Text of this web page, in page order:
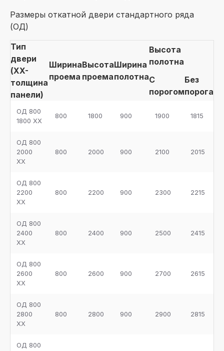
Размеры откатной двери стандартного ряда
(ОД)
Тип
двери
(XX-
толщина
панели)
Ширина
проема
Высота
проема
Ширина
полотна
Высота
полотна
С
порогом
Без
порога
ОД 800
1800 ХХ
800 1800 900 1900 1815
ОД 800
2000
ХХ
800 2000 900 2100 2015
ОД 800
2200
ХХ
800 2200 900 2300 2215
ОД 800
2400
ХХ
800 2400 900 2500 2415
ОД 800
2600
ХХ
800 2600 900 2700 2615
ОД 800
2800
ХХ
800 2800 900 2900 2815
ОД 800